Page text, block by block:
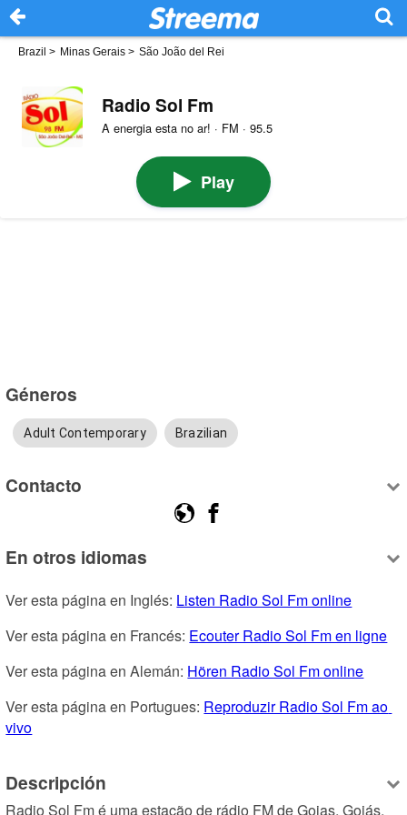
Brazil > Minas Gerais > São João del Rei
Radio Sol Fm
A energia esta no ar! · FM · 95.5
Play
Géneros
Adult Contemporary Brazilian
Contacto
En otros idiomas
Ver esta página en Inglés: Listen Radio Sol Fm online
Ver esta página en Francés: Ecouter Radio Sol Fm en ligne
Ver esta página en Alemán: Hören Radio Sol Fm online
Ver esta página en Portugues: Reproduzir Radio Sol Fm ao
vivo
Descripción
Radio Sol Fm é uma estação de rádio FM de Goias, Goiás,